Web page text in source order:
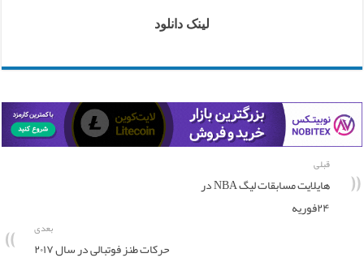
لینک دانلود
قبلی
هایلایت مسابقات لیگ NBA در
۲۴فوریه
بعدی
حرکات طنز فوتبالی در سال ۲۰۱۷